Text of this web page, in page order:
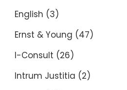
English (3)
Ernst & Young (47)
I-Consult (26)
Intrum Justitia (2)